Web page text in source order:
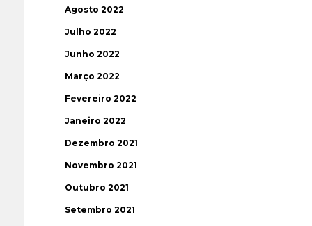
Agosto 2022
Julho 2022
Junho 2022
Março 2022
Fevereiro 2022
Janeiro 2022
Dezembro 2021
Novembro 2021
Outubro 2021
Setembro 2021